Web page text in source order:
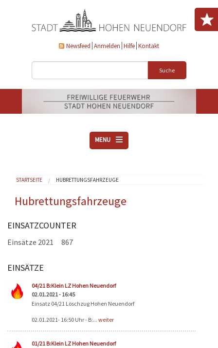
Newsfeed Anmelden Hilfe Kontakt
Suche
MENU
VEREINE
AKTUELLES
Sie sind hier
STARTSEITE HUBRETTUNGSFAHRZEUGE
Hubrettungsfahrzeuge
EINSATZCOUNTER
Einsätze 2021 867
EINSÄTZE
04/21 B:Klein LZ Hohen Neuendorf
02.01.2021 - 16:45
Einsatz 04/21 Löschzug Hohen Neuendorf
02.01.2021- 16:50 Uhr - B:... weiter
01/21 B:Klein LZ Hohen Neuendorf
Seiten